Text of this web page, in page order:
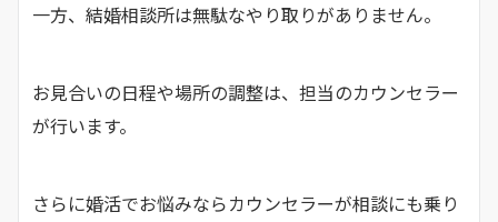
一方、結婚相談所は無駄なやり取りがありません。
お見合いの日程や場所の調整は、担当のカウンセラー
が行います。
さらに婚活でお悩みならカウンセラーが相談にも乗り